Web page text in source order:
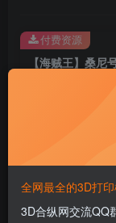
【海贼王】桑
付费资源
全网最全的3D打
3D合纵网交流QQ